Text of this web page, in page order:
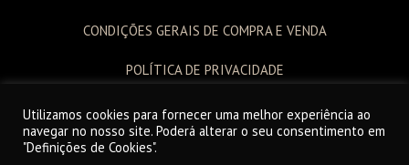
CONDIÇÕES GERAIS DE COMPRA E VENDA
POLÍTICA DE PRIVACIDADE
LIVRO DE RECLAMAÇÕES
Utilizamos cookies para fornecer uma melhor experiência ao
navegar no nosso site. Poderá alterar o seu consentimento em
"Definições de Cookies".